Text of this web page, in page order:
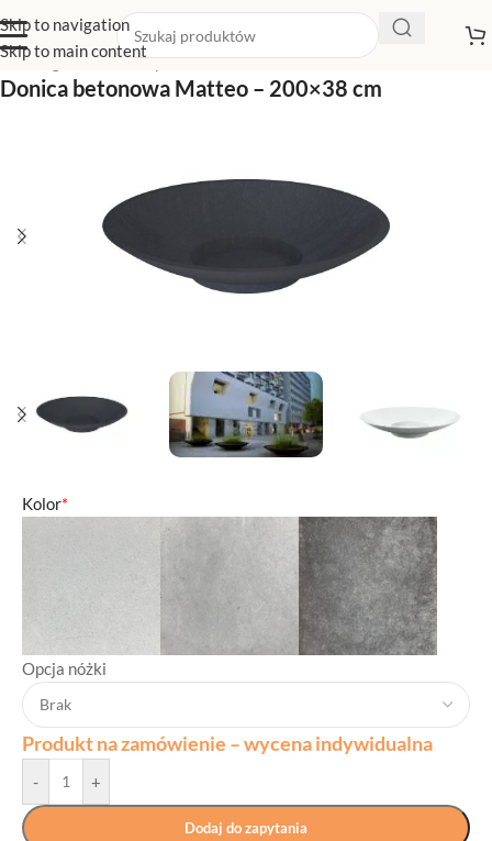
Skip to navigation
Skip to main content
Strona główna/Sklep z donicami/Duże donice
Donica betonowa Matteo – 200×38 cm
*
Kolor
Opcja nóżki
Produkt na zamówienie – wycena indywidualna
- +
Dodaj do zapytania